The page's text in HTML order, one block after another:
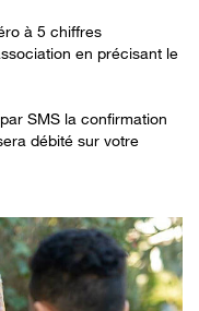
à 5 chiffres
en précisant le
SMS la confirmation
débité sur votre